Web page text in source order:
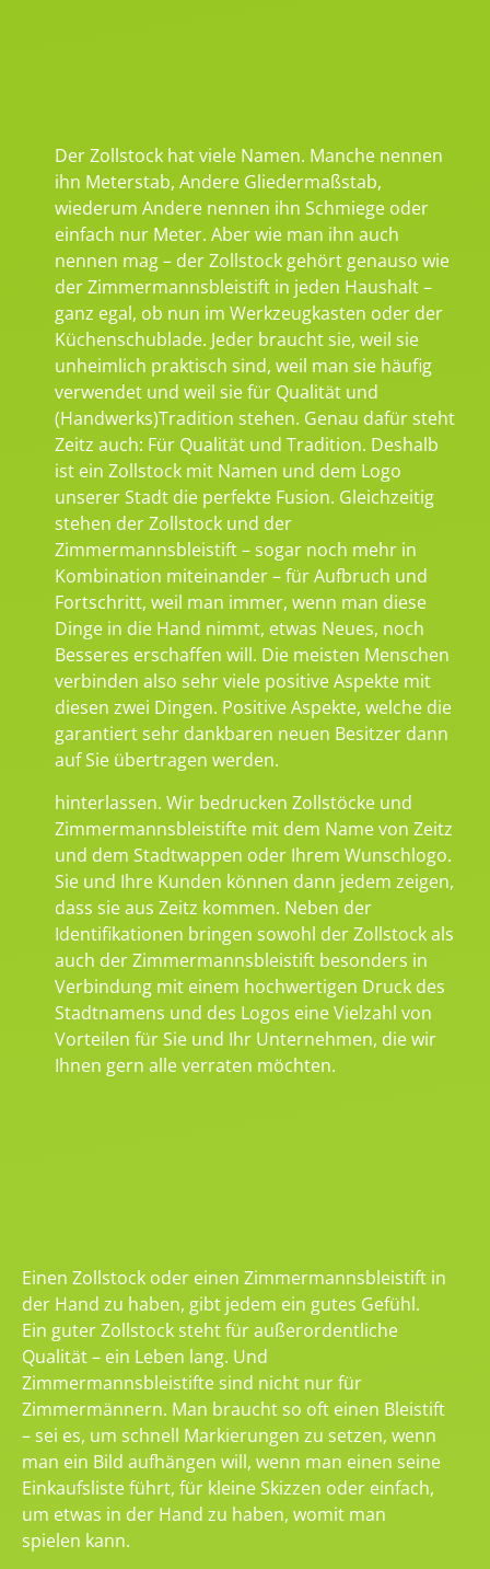
Der Zollstock hat viele Namen. Manche nennen
ihn Meterstab, Andere Gliedermaßstab,
wiederum Andere nennen ihn Schmiege oder
einfach nur Meter. Aber wie man ihn auch
nennen mag – der Zollstock gehört genauso wie
der Zimmermannsbleistift in jeden Haushalt –
ganz egal, ob nun im Werkzeugkasten oder der
Küchenschublade. Jeder braucht sie, weil sie
unheimlich praktisch sind, weil man sie häufig
verwendet und weil sie für Qualität und
(Handwerks)Tradition stehen. Genau dafür steht
Zeitz auch: Für Qualität und Tradition. Deshalb
ist ein Zollstock mit Namen und dem Logo
unserer Stadt die perfekte Fusion. Gleichzeitig
stehen der Zollstock und der
Zimmermannsbleistift – sogar noch mehr in
Kombination miteinander – für Aufbruch und
Fortschritt, weil man immer, wenn man diese
Dinge in die Hand nimmt, etwas Neues, noch
Besseres erschaffen will. Die meisten Menschen
verbinden also sehr viele positive Aspekte mit
diesen zwei Dingen. Positive Aspekte, welche die
garantiert sehr dankbaren neuen Besitzer dann
auf Sie übertragen werden.
hinterlassen. Wir bedrucken Zollstöcke und
Zimmermannsbleistifte mit dem Name von Zeitz
und dem Stadtwappen oder Ihrem Wunschlogo.
Sie und Ihre Kunden können dann jedem zeigen,
dass sie aus Zeitz kommen. Neben der
Identifikationen bringen sowohl der Zollstock als
auch der Zimmermannsbleistift besonders in
Verbindung mit einem hochwertigen Druck des
Stadtnamens und des Logos eine Vielzahl von
Vorteilen für Sie und Ihr Unternehmen, die wir
Ihnen gern alle verraten möchten.
Einen Zollstock oder einen Zimmermannsbleistift in
der Hand zu haben, gibt jedem ein gutes Gefühl.
Ein guter Zollstock steht für außerordentliche
Qualität – ein Leben lang. Und
Zimmermannsbleistifte sind nicht nur für
Zimmermännern. Man braucht so oft einen Bleistift
– sei es, um schnell Markierungen zu setzen, wenn
man ein Bild aufhängen will, wenn man einen seine
Einkaufsliste führt, für kleine Skizzen oder einfach,
um etwas in der Hand zu haben, womit man
spielen kann.